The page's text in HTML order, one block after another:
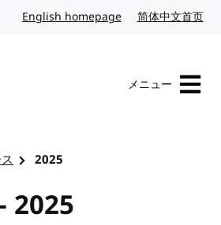
English homepage英語简体中文首页中
メニュー
2025
2025